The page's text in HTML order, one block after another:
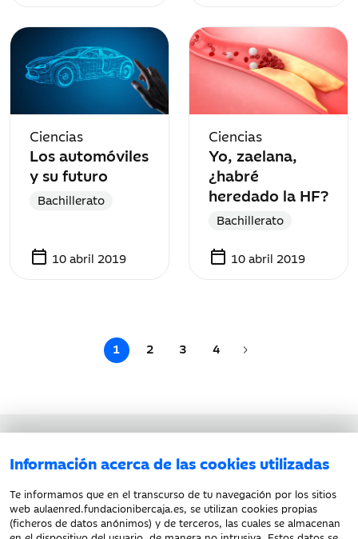
Información acerca de las cookies utilizadas
Te informamos que en el transcurso de tu navegación por los sitios
web aulaenred.fundacionibercaja.es, se utilizan cookies propias
(ficheros de datos anónimos) y de terceros, las cuales se almacenan
Ciencias
Los automóviles
y su futuro
Bachillerato
calendar_today 10 abril 2019
Ciencias
Yo, zaelana,
¿habré
heredado la HF?
Bachillerato
calendar_today 10 abril 2019
1 2 3 4
Política de privacidad
Política de cookies